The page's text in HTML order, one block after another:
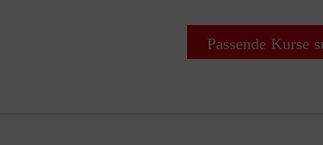
Passende Kurse